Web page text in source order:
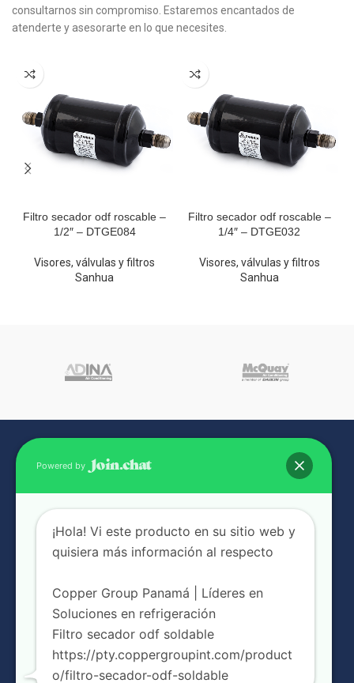
consultarnos sin compromiso. Estaremos encantados de
atenderte y asesorarte en lo que necesites.
Filtro secador odf roscable –
1/2″ – DTGE084
Visores, válvulas y filtros
Sanhua
Filtro secador odf roscable –
1/4″ – DTGE032
Visores, válvulas y filtros
Sanhua
Powered by
¡Hola! Vi este producto en su sitio web y
quisiera más información al respecto
Copper Group Panamá | Líderes en
Soluciones en refrigeración
Filtro secador odf soldable
https://pty.coppergroupint.com/product
o/filtro-secador-odf-soldable